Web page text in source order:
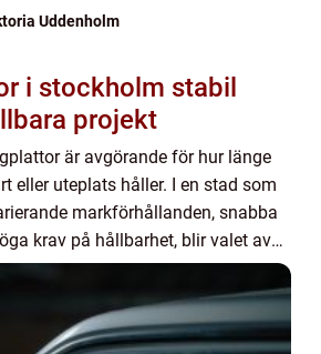
Uddenholm
stabil
projekt
är avgörande för hur länge
eller uteplats håller. I en stad som
markförhållanden, snabba
krav på hållbarhet, blir valet av
...